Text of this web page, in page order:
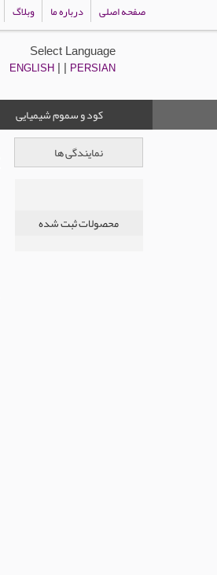
صفحه اصلی درباره ما وبلاگ
Select Language
ENGLISH| | PERSIAN
کود و سموم شیمیایی
نمایندگی ها
محصولات ثبت شده